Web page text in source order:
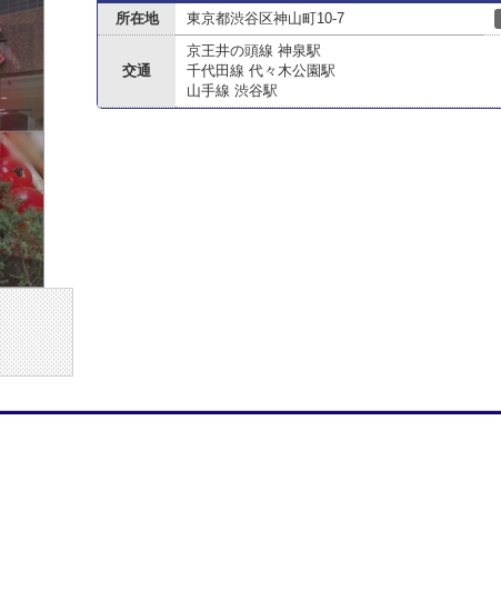
所在地
東京都渋谷区神山町10-7
交通
京王井の頭線 神泉駅
千代田線 代々木公園駅
山手線 渋谷駅